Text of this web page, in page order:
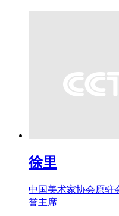
徐里
中国美术家协会原驻
誉主席